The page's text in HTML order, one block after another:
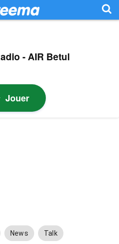
- AIR Betul
Jouer
News Talk